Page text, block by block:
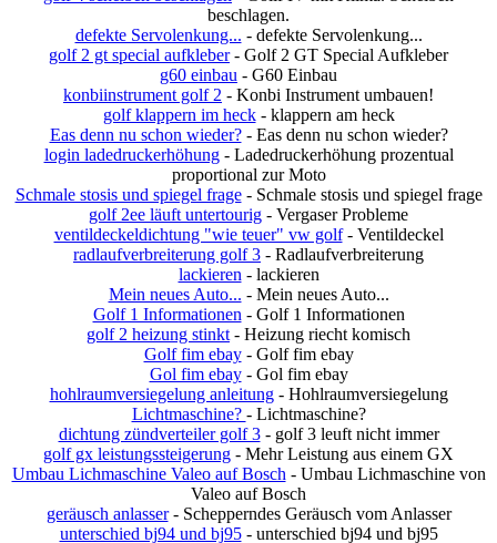
beschlagen.
defekte Servolenkung... - defekte Servolenkung...
golf 2 gt special aufkleber- Golf 2 GT Special Aufkleber
g60 einbau - G60 Einbau
konbiinstrument golf 2 - Konbi Instrument umbauen!
golf klappern im heck- klappern am heck
Eas denn nu schon wieder?- Eas denn nu schon wieder?
login ladedruckerhöhung- Ladedruckerhöhung prozentual
proportional zur Moto
Schmale stosis und spiegel frage- Schmale stosis und spiegel frage
golf 2ee läuft untertourig - Vergaser Probleme
ventildeckeldichtung "wie teuer" vw golf- Ventildeckel
radlaufverbreiterung golf 3 - Radlaufverbreiterung
lackieren - lackieren
Mein neues Auto... - Mein neues Auto...
Golf 1 Informationen - Golf 1 Informationen
golf 2 heizung stinkt - Heizung riecht komisch
Golf fim ebay- Golf fim ebay
Gol fim ebay- Gol fim ebay
hohlraumversiegelung anleitung- Hohlraumversiegelung
Lichtmaschine? - Lichtmaschine?
dichtung zündverteiler golf 3- golf 3 leuft nicht immer
golf gx leistungssteigerung - Mehr Leistung aus einem GX
Umbau Lichmaschine Valeo auf Bosch - Umbau Lichmaschine von
Valeo auf Bosch
geräusch anlasser- Schepperndes Geräusch vom Anlasser
unterschied bj94 und bj95- unterschied bj94 und bj95